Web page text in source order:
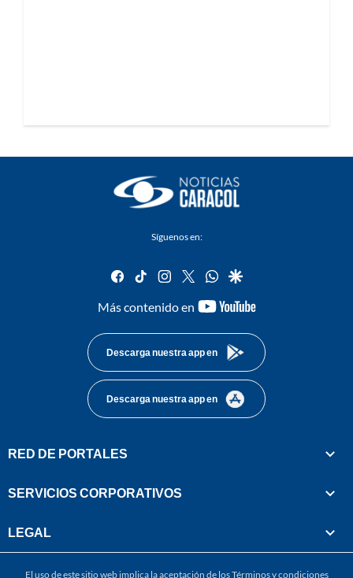
Síguenos en:
facebook
tiktok instagram
twitterwhatsapp
google
Más contenido en
youtube-
Descarga nuestra app en
Descarga nuestra app en
RED DE PORTALES
SERVICIOS CORPORATIVOS
LEGAL
El uso de este sitio web implica la aceptación de losTérminos y condiciones